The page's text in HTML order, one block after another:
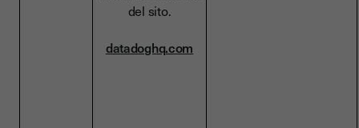
del sito.
datadoghq.com